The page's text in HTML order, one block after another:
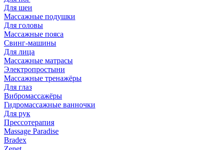
Для шеи
Массажные подушки
Для головы
Массажные пояса
Свинг-машины
Для лица
Массажные матрасы
Электропростыни
Массажные тренажёры
Для глаз
Вибромассажёры
Гидромассажные ванночки
Для рук
Прессотерапия
Massage Paradise
Bradex